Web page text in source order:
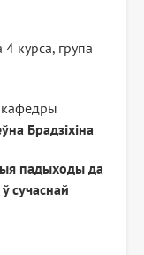
4 курса, група
кафедры
Брадзіхіна
падыходы да
сучаснай